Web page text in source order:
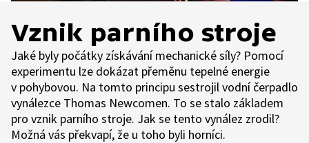
Vznik parního stroje
Jaké byly počátky získávání mechanické síly? Pomocí
experimentu lze dokázat přeměnu tepelné energie
v pohybovou. Na tomto principu sestrojil vodní čerpadlo
vynálezce Thomas Newcomen. To se stalo základem
pro vznik parního stroje. Jak se tento vynález zrodil?
Možná vás překvapí, že u toho byli horníci.